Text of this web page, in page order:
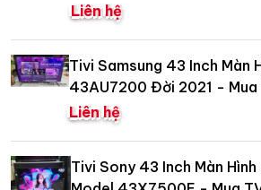
Liên hệ
Tivi Samsung 43 Inch Màn
43AU7200 Đời 2021 - Mua
Liên hệ
Tivi Sony 43 Inch Màn